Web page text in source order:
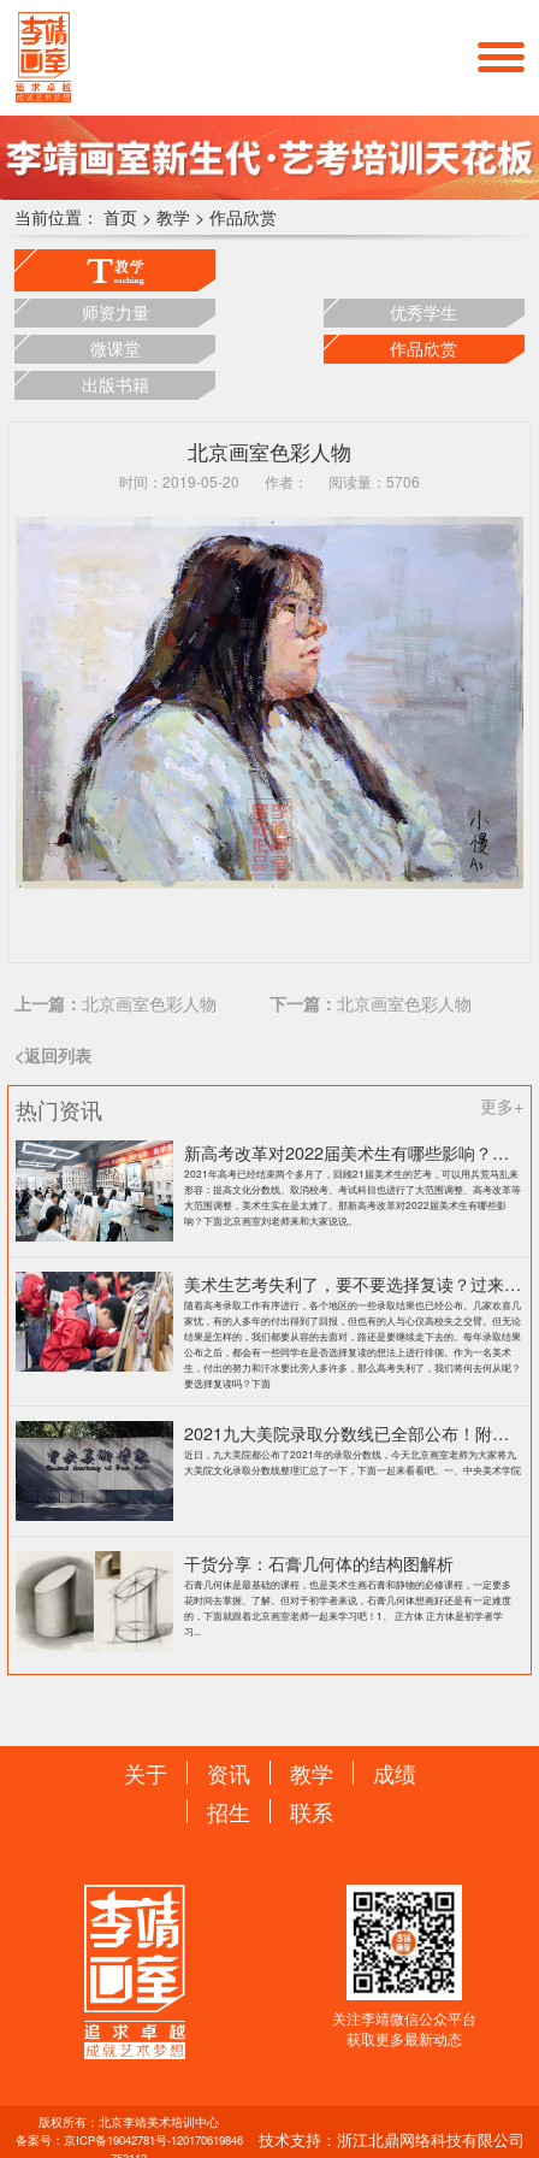
当前位置： 首页 > 教学 > 作品欣赏
师资力量
优秀学生
微课堂
作品欣赏
出版书籍
北京画室色彩人物
时间：2019-05-20 作者： 阅读量：5706
上一篇： 北京画室色彩人物 下一篇： 北京画室色彩人物
<返回列表
热门资讯
更多+
新高考改革对2022届美术生有哪些影响？北京画室刘老师来和大家说说
2021年高考已经结束两个多月了，回顾21届美术生的艺考，可以用兵荒马乱来
形容：提高文化分数线、取消校考、考试科目也进行了大范围调整、高考改革等
大范围调整，美术生实在是太难了。那新高考改革对2022届美术生有哪些影
响？下面北京画室刘老师来和大家说说。
美术生艺考失利了，要不要选择复读？过来人提出这几点建议
随着高考录取工作有序进行，各个地区的一些录取结果也已经公布。几家欢喜几
家忧，有的人多年的付出得到了回报，但也有的人与心仪高校失之交臂。但无论
结果是怎样的，我们都要从容的去面对，路还是要继续走下去的。每年录取结果
公布之后，都会有一些同学在是否选择复读的想法上进行徘徊。作为一名美术
生，付出的努力和汗水要比旁人多许多，那么高考失利了，我们将何去何从呢？
要选择复读吗？下面
2021九大美院录取分数线已全部公布！附各大院校录取分数线汇总！
近日，九大美院都公布了2021年的录取分数线，今天北京画室老师为大家将九
大美院文化录取分数线整理汇总了一下，下面一起来看看吧。一、中央美术学院
干货分享：石膏几何体的结构图解析
石膏几何体是最基础的课程，也是美术生画石膏和静物的必修课程，一定要多
花时间去掌握、了解。但对于初学者来说，石膏几何体想画好还是有一定难度
的，下面就跟着北京画室老师一起来学习吧！1、 正方体 正方体是初学者学
习...
关于 资讯 教学
成绩
招生
联系
关注李靖微信公众平台
获取更多最新动态
版权所有：北京李靖美术培训中心
备案号： 京ICP备19042781号-120170619846
技术支持：浙江北鼎网络科技有限公司